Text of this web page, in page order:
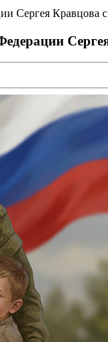
Сергея Кравцова